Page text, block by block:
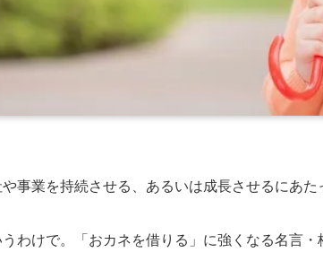
事業を持続させる、あるいは成長させるにあ
わけで。「おカネを借りる」に強くなる名言・